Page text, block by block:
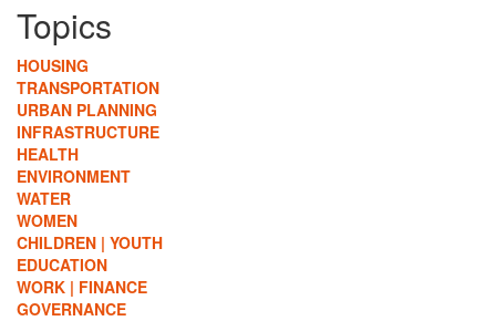
Topics
HOUSING
TRANSPORTATION
URBAN PLANNING
INFRASTRUCTURE
HEALTH
ENVIRONMENT
WATER
WOMEN
CHILDREN | YOUTH
EDUCATION
WORK | FINANCE
GOVERNANCE